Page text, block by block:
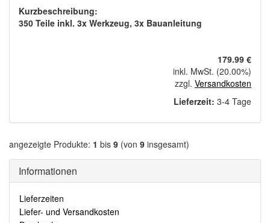
Kurzbeschreibung:
350 Teile inkl. 3x Werkzeug, 3x Bauanleitung
179.99 €
inkl. MwSt. (20.00%)
zzgl. Versandkosten
Lieferzeit: 3-4 Tage
angezeigte Produkte: 1 bis 9 (von 9 insgesamt)
Informationen
Lieferzeiten
Liefer- und Versandkosten